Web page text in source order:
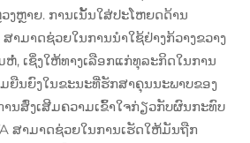
ງຫຼາຍ. ການເນັ້ນໃສ່ປະໂຫຍດດ້ານ
າມາດຊ່ວຍໃນການນໍາໃຊ້ຢ່າງກ້ວາງຂວາງ
, ເຊິ່ງໃຫ້ທາງເລືອກແກ່ທຸລະກິດໃນການ
ຍືນຍົງໃນຂະນະທີ່ຮັກສາຄຸນນະພາບຂອງ
ານສົ່ງເສີມຄວາມເຂົ້າໃຈກ່ຽວກັບຜົນກະທົບ
ສາມາດຊ່ວຍໃນການເຮັດໃຫ້ມັນຖືກ